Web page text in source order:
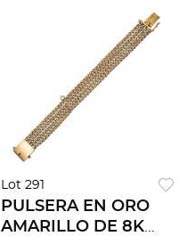
Lot 291
PULSERA EN ORO
AMARILLO DE 8K